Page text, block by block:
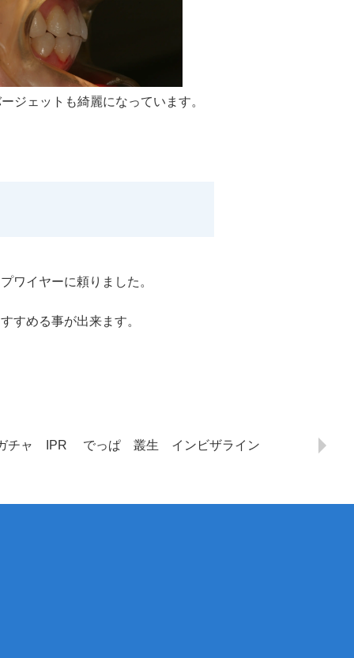
ジェットも綺麗になっています。
ワイヤーに頼りました。
すめる事が出来ます。
ガチャ IPR でっぱ 叢生 インビザライン